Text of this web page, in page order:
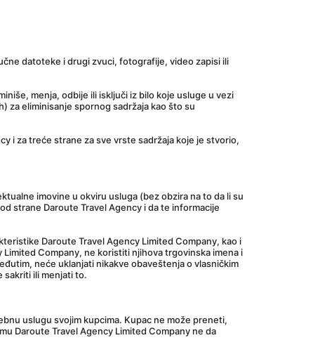
datoteke i drugi zvuci, fotografije, video zapisi ili
menja, odbije ili isključi iz bilo koje usluge u vezi
za eliminisanje spornog sadržaja kao što su
i za treće strane za sve vrste sadržaja koje je stvorio,
imovine u okviru usluga (bez obzira na to da li su
strane Daroute Travel Agency i da te informacije
Daroute Travel Agency Limited Company, kao i
Company, ne koristiti njihova trgovinska imena i
neće uklanjati nikakve obaveštenja o vlasničkim
sakriti ili menjati to.
uslugu svojim kupcima. Kupac ne može preneti,
Daroute Travel Agency Limited Company ne da